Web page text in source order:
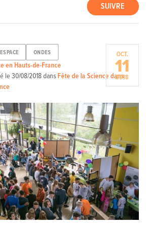
SUIVRE
ESPACE ONDES
en Hauts-de-France
le30/08/2018 dans Fête de la Science dans
OCT.
11
2018